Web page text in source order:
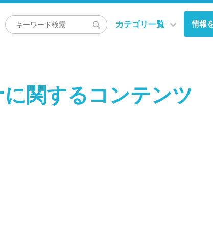
カテゴリ一覧 情報
関するコンテンツ